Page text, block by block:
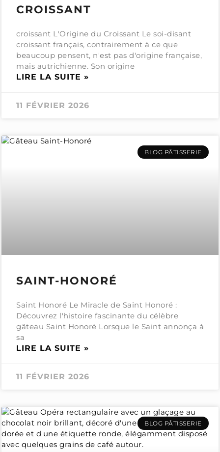
CROISSANT
croissant L'Origine du Croissant Le soi-disant
croissant français, contrairement à ce que
beaucoup pensent, n'est pas d'origine française,
mais autrichienne. Son origine
LIRE LA SUITE »
11 FÉVRIER 2026
BLOG PÂTISSERIE
SAINT-HONORÉ
Saint Honoré Le Miracle de Saint Honoré :
Découvrez l'histoire fascinante du célèbre
gâteau Saint Honoré Lorsque le Saint annonça à
sa
LIRE LA SUITE »
11 FÉVRIER 2026
BLOG PÂTISSERIE